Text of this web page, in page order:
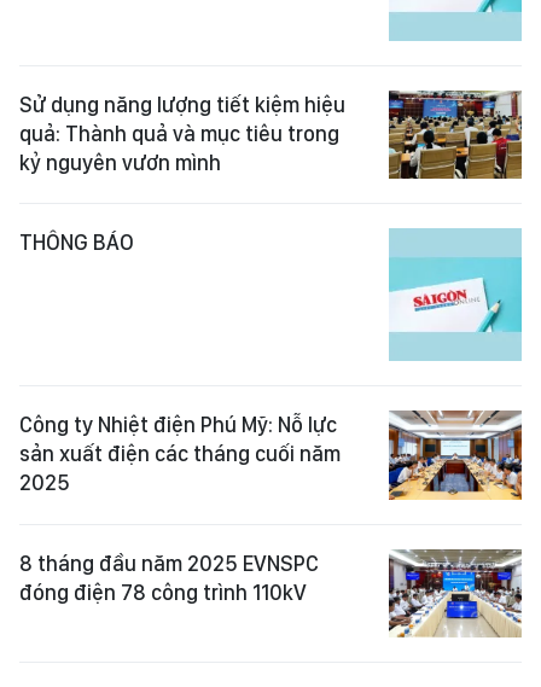
Sử dụng năng lượng tiết kiệm hiệu
quả: Thành quả và mục tiêu trong
kỷ nguyên vươn mình
THÔNG BÁO
Công ty Nhiệt điện Phú Mỹ: Nỗ lực
sản xuất điện các tháng cuối năm
2025
8 tháng đầu năm 2025 EVNSPC
đóng điện 78 công trình 110kV